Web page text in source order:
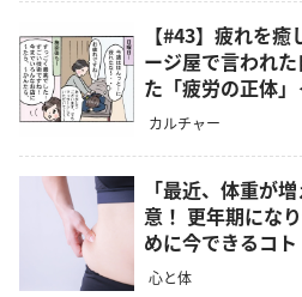
【#43】疲れを
ージ屋で言われ
た「疲労の正体
カルチャー
「最近、体重が
意！ 更年期にな
めに今できるコト
心と体